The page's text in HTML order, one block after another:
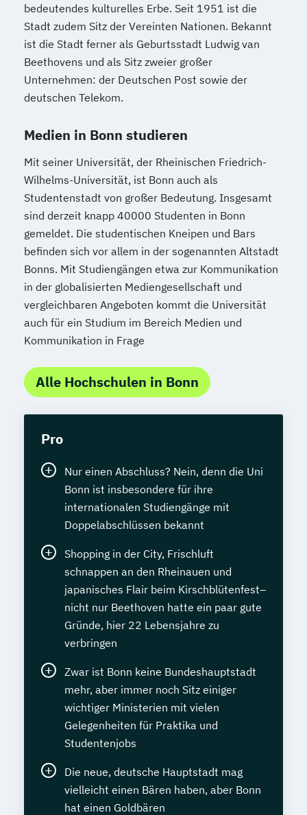
bedeutendes kulturelles Erbe. Seit 1951 ist die
Stadt zudem Sitz der Vereinten Nationen. Bekannt
ist die Stadt ferner als Geburtsstadt Ludwig van
Beethovens und als Sitz zweier großer
Unternehmen: der Deutschen Post sowie der
deutschen Telekom.
Medien in Bonn studieren
Mit seiner Universität, der Rheinischen Friedrich-
Wilhelms-Universität, ist Bonn auch als
Studentenstadt von großer Bedeutung. Insgesamt
sind derzeit knapp 40000 Studenten in Bonn
gemeldet. Die studentischen Kneipen und Bars
befinden sich vor allem in der sogenannten Altstadt
Bonns. Mit Studiengängen etwa zur Kommunikation
in der globalisierten Mediengesellschaft und
vergleichbaren Angeboten kommt die Universität
auch für ein Studium im Bereich Medien und
Kommunikation in Frage
Alle Hochschulen in Bonn
Pro
Nur einen Abschluss? Nein, denn die Uni
Bonn ist insbesondere für ihre
internationalen Studiengänge mit
Doppelabschlüssen bekannt
Shopping in der City, Frischluft
schnappen an den Rheinauen und
japanisches Flair beim Kirschblütenfest–
nicht nur Beethoven hatte ein paar gute
Gründe, hier 22 Lebensjahre zu
verbringen
Zwar ist Bonn keine Bundeshauptstadt
mehr, aber immer noch Sitz einiger
wichtiger Ministerien mit vielen
Gelegenheiten für Praktika und
Studentenjobs
Die neue, deutsche Hauptstadt mag
vielleicht einen Bären haben, aber Bonn
hat einen Goldbären